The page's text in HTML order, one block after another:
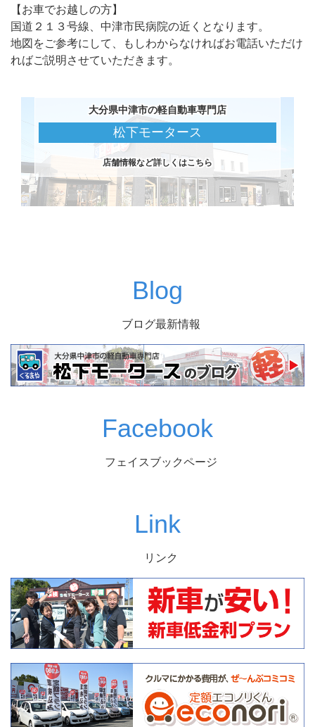
【お車でお越しの方】
国道２１３号線、中津市民病院の近くとなります。
地図をご参考にして、もしわからなければお電話いただけ
ればご説明させていただきます。
大分県中津市の軽自動車専門店
松下モータース
店舗情報など詳しくはこちら
Blog
ブログ最新情報
Facebook
フェイスブックページ
Link
リンク